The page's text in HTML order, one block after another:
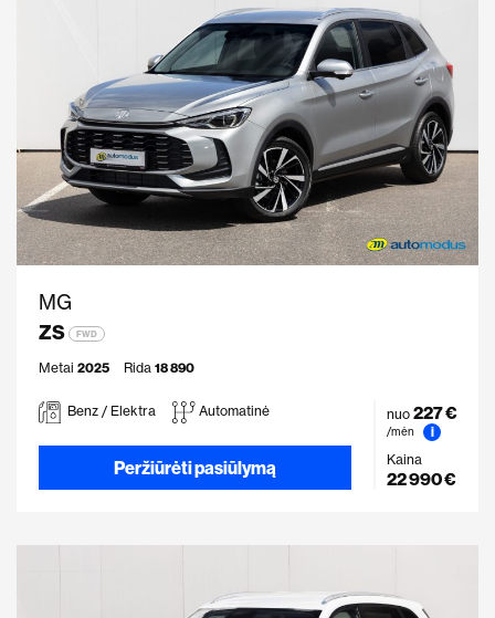
MG
ZS
FWD
Metai 2025 Rida 18 890
Benz / Elektra Automatinė
Peržiūrėti pasiūlymą
nuo 227 €
/mėn
i
Kaina
22 990 €